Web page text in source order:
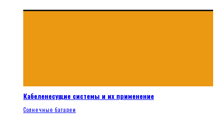
Кабеленесущие системы и их применение
Солнечные батареи